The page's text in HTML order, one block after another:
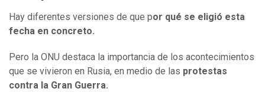
Hay diferentes versiones de que por qué se eligió esta
fecha en concreto.
Pero la ONU destaca la importancia de los acontecimientos
que se vivieron en Rusia, en medio de las protestas
contra la Gran Guerra.